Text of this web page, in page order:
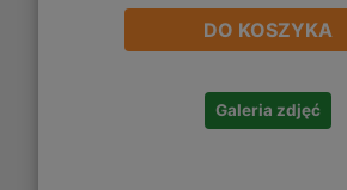
DO KOSZYKA
Galeria zdjęć